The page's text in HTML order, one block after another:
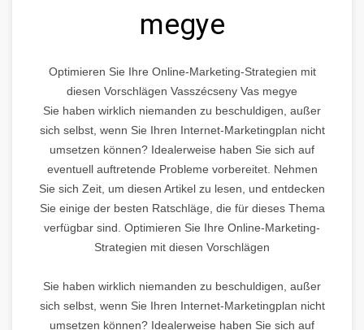
megye
Optimieren Sie Ihre Online-Marketing-Strategien mit
diesen Vorschlägen Vasszécseny Vas megye
Sie haben wirklich niemanden zu beschuldigen, außer
sich selbst, wenn Sie Ihren Internet-Marketingplan nicht
umsetzen können? Idealerweise haben Sie sich auf
eventuell auftretende Probleme vorbereitet. Nehmen
Sie sich Zeit, um diesen Artikel zu lesen, und entdecken
Sie einige der besten Ratschläge, die für dieses Thema
verfügbar sind. Optimieren Sie Ihre Online-Marketing-
Strategien mit diesen Vorschlägen
Sie haben wirklich niemanden zu beschuldigen, außer
sich selbst, wenn Sie Ihren Internet-Marketingplan nicht
umsetzen können? Idealerweise haben Sie sich auf